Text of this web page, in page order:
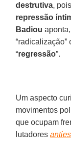
destrutiva,
repressão
Badiou
“regressão”.
Um aspecto
movimentos
que ocupam
lutadores